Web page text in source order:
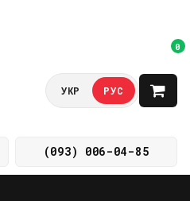
(093) 006-04-85
УКР РУС
0